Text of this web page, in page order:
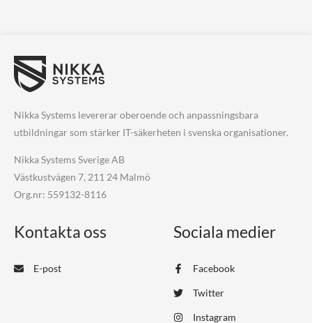
Nikka Systems levererar oberoende och anpassningsbara
utbildningar som stärker IT-säkerheten i svenska organisationer.
Nikka Systems Sverige AB
Västkustvägen 7, 211 24 Malmö
Org.nr: 559132-8116
Kontakta oss
E-post
Sociala medier
Facebook
Twitter
Instagram